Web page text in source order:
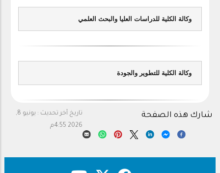
وكالة الكلية للدراسات العليا والبحث العلمي
وكالة الكلية للتطوير والجودة
تاريخ آخر تحديث :
يونيو 8,
2026 4:55م
شارك هذه الصفحة